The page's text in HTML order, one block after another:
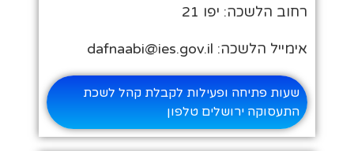
רחוב הלשכה: יפו 21
אימייל הלשכה: dafnaabi@ies.gov.il
שעות פתיחה ופעילות לקבלת קהל לשכת
התעסוקה ירושלים טלפון